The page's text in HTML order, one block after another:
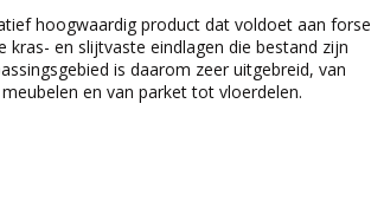
hoogwaardig product dat voldoet aan forse
kras- en slijtvaste eindlagen die bestand zijn
is daarom zeer uitgebreid, van
en van parket tot vloerdelen.